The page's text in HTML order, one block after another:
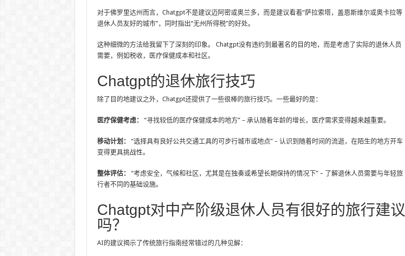
对于佛罗里达州而言，Chatgpt不是建议迈阿密或奥兰多，而是建议看着“萨拉索塔，盖恩斯维尔或奥卡拉等
退休人员友好的城市”，同时指出“无州所得税”的好处。
这种细微的方法给我留下了深刻的印象。 Chatgpt没有违约到最著名的目的地，而是考虑了实际的退休人员
需要，例如税收，医疗保健成本和社区。
Chatgpt的退休旅行技巧
除了目的地建议之外，Chatgpt还提供了一些很棒的旅行技巧。一些最好的是：
医疗保健考虑： “寻找较低的医疗保健成本的地方” – 承认随着年龄的增长，医疗需求变得越来越重要。
移动计划：
“选择具有良好公共交通工具的可步行城市或地点” – 认识到随着时间的流逝，在陌生的地方开车
变得更具挑战性。
整体评估：
“考虑安全，气候和社区，尤其是在独奏或希望长期保持的情况下” – 了解退休人员需要与年轻旅
行者不同的基础设施。
Chatgpt对中产阶级退休人员有很好的旅行建议
吗？
AI的建议揭示了传统旅行指南经常错过的几种见解：